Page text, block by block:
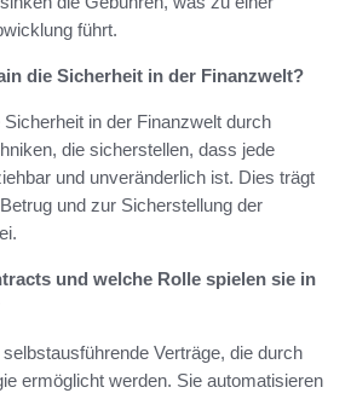
führt.
die Sicherheit in der Finanzwelt?
in der Finanzwelt durch
die sicherstellen, dass jede
und unveränderlich ist. Dies trägt
und zur Sicherstellung der
und welche Rolle spielen sie in
Verträge, die durch
ermöglicht werden. Sie automatisieren